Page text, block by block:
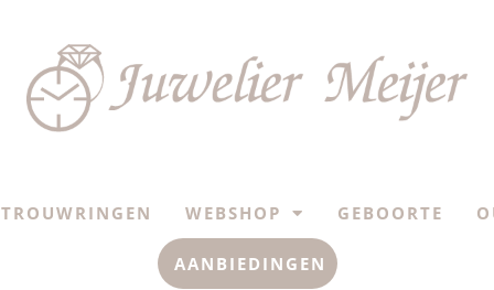
TROUWRINGEN WEBSHOP GEBOORTE
AANBIEDINGEN